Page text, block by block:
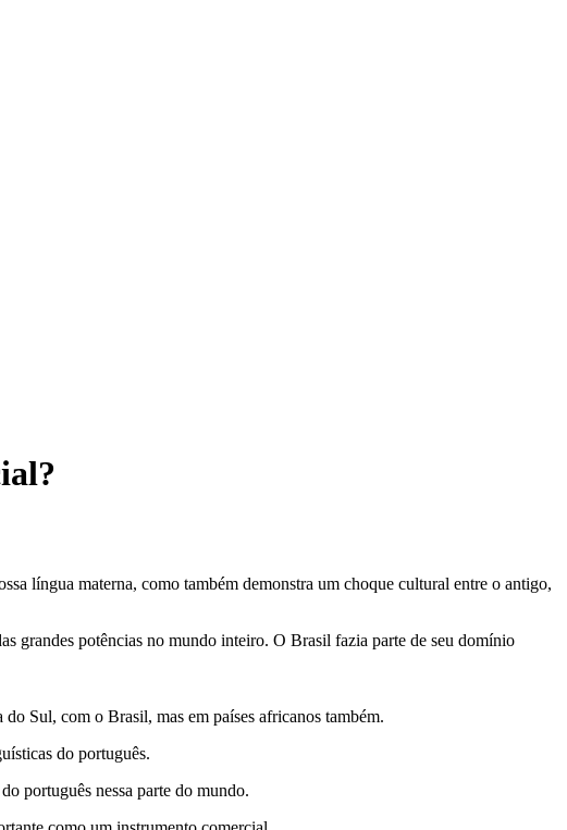
língua materna, como também demonstra um choque cultural entre o antigo,
grandes potências no mundo inteiro. O Brasil fazia parte de seu domínio
Sul, com o Brasil, mas em países africanos também.
do português.
português nessa parte do mundo.